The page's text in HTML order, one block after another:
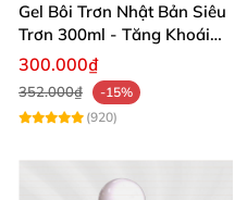
Gel Power Delay tăng
💥 Lợi Ích Tuyệt Vời
Gel Bôi Trơn Nhật Bản Siêu
Trơn 300ml - Tăng Khoái
Cảm
300.000₫
352.000₫
-15%
(920)